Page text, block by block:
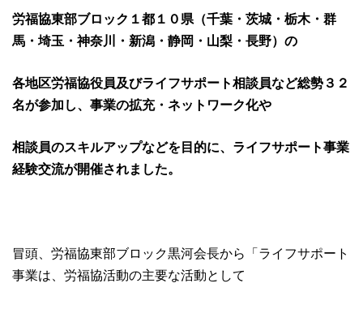
労福協東部ブロック１都１０ 県 （千葉・茨城・栃木・群
馬・埼玉・神奈川・新潟・静岡・山梨・長野）の
各地区労福協役員及びライフサポート相談員など総勢３２
名が参加し、事業の拡充・ネットワーク化や
相談員のスキルアップなどを目的に、 ライフサポート事業
経験交流が開催されました。
冒頭、労福協東部ブロック黒河会長から「ライフサポート
事業は、労福協活動の主要な活動として